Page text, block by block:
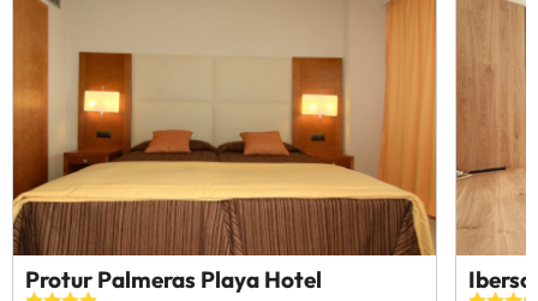
Protur Palmeras Playa Hotel